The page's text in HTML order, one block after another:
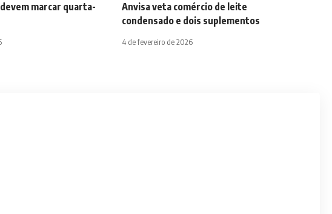
marcar quarta-
Anvisa veta comércio de leite
condensado e dois suplementos
4 de fevereiro de 2026